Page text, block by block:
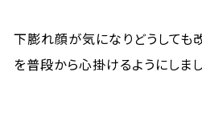
下膨れ顔が気になりどうしても
を普段から心掛けるようにしまし